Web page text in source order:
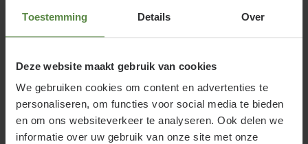
Toestemming Details Over
Deze website maakt gebruik van cookies
We gebruiken cookies om content en advertenties te
personaliseren, om functies voor social media te bieden
en om ons websiteverkeer te analyseren. Ook delen we
informatie over uw gebruik van onze site met onze
zijn hangende takken. Het opvallendste kenmerk
van de tuinplant is zijn heel fijne, diep ingesneden
blad dat purperrood van kleur is en in de herfst